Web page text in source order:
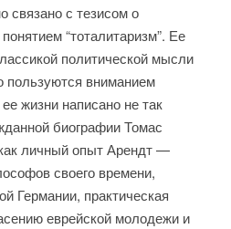
связано с тезисом о
“тоталитаризм”. Ее
политической мысли
пользуются вниманием
жизни написано не так
биографии Томас
личный опыт Арендт —
своего времени,
Германии, практическая
еврейской молодежи и